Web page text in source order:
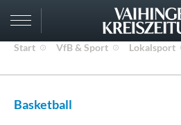
Start VfB & Sport Lokalsport
Basketball